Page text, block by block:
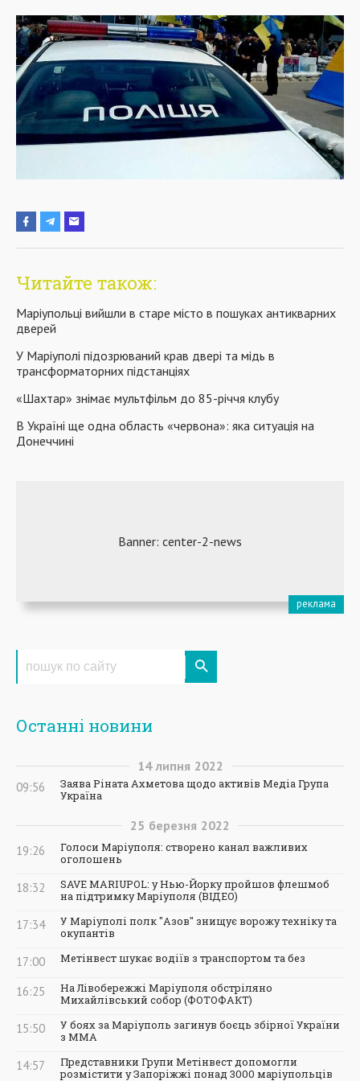
Читайте також:
Маріупольці вийшли в старе місто в пошуках антикварних
дверей
У Маріуполі підозрюваний крав двері та мідь в
трансформаторних підстанціях
«Шахтар» знімає мультфільм до 85-річчя клубу
В Україні ще одна область «червона»: яка ситуація на
Донеччині
Останні новини
14 липня 2022
09:56
Заява Ріната Ахметова щодо активів Медіа Група
Україна
25 березня 2022
19:26
Голоси Маріуполя: створено канал важливих
оголошень
18:32
SAVE MARIUPOL: у Нью-Йорку пройшов флешмоб
на підтримку Маріуполя (ВІДЕО)
17:34
У Маріуполі полк "Азов" знищує ворожу техніку та
окупантів
17:00 Метінвест шукає водіїв з транспортом та без
16:25
На Лівобережжі Маріуполя обстріляно
Михайлівський собор (ФОТОФАКТ)
15:50
У боях за Маріуполь загинув боєць збірної України
з ММА
14:57
Представники Групи Метінвест допомогли
розмістити у Запоріжжі понад 3000 маріупольців